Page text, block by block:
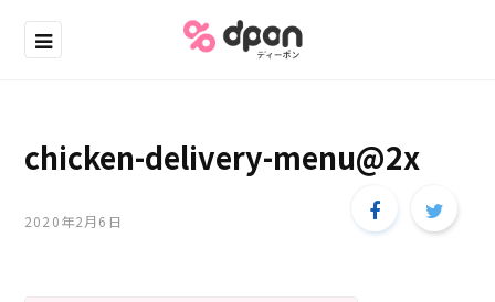
chicken-delivery-menu@2x
2020年2月6日